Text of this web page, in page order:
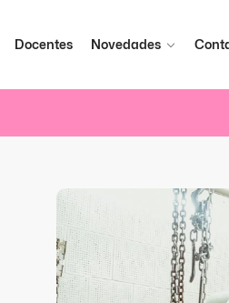
Docentes Novedades